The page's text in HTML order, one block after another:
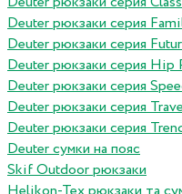
Deuter рюкзаки серия
Deuter рюкзаки серия
Deuter рюкзаки серия Hip
Deuter рюкзаки серия
Deuter рюкзаки серия
Deuter рюкзаки серия
Deuter сумки на пояс
Skif Outdoor рюкзаки